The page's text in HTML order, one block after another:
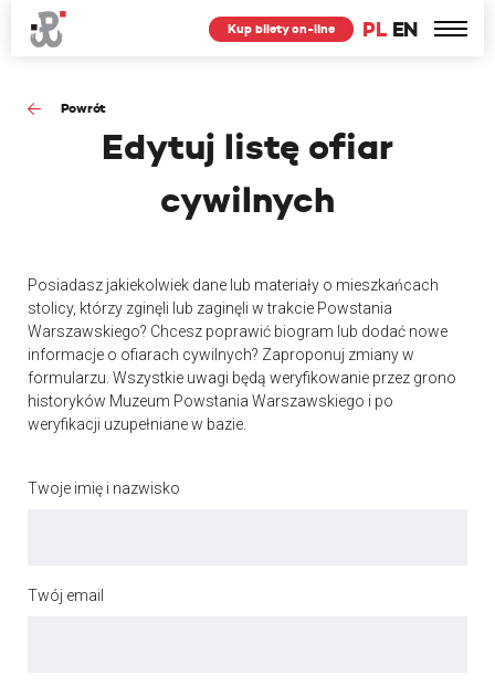
PL EN
Kup bilety on-line
Powrót
Edytuj listę ofiar
cywilnych
Posiadasz jakiekolwiek dane lub materiały o mieszkańcach
stolicy, którzy zginęli lub zaginęli w trakcie Powstania
Warszawskiego? Chcesz poprawić biogram lub dodać nowe
informacje o ofiarach cywilnych? Zaproponuj zmiany w
formularzu. Wszystkie uwagi będą weryfikowanie przez grono
historyków Muzeum Powstania Warszawskiego i po
weryfikacji uzupełniane w bazie.
Twoje imię i nazwisko
Twój email